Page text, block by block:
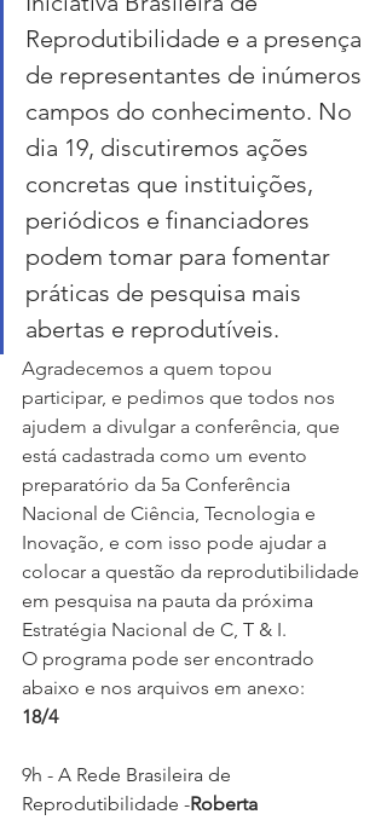
Reprodutibilidade e a presença
de representantes de inúmeros
campos do conhecimento. No
dia 19, discutiremos ações
concretas que instituições,
periódicos e financiadores
podem tomar para fomentar
práticas de pesquisa mais
abertas e reprodutíveis.
Agradecemos a quem topou
participar, e pedimos que todos nos
ajudem a divulgar a conferência, que
está cadastrada como um evento
preparatório da 5a Conferência
Nacional de Ciência, Tecnologia e
Inovação, e com isso pode ajudar a
colocar a questão da reprodutibilidade
em pesquisa na pauta da próxima
Estratégia Nacional de C, T & I.
O programa pode ser encontrado
abaixo e nos arquivos em anexo:
18/4
9h - A Rede Brasileira de
Reprodutibilidade -Roberta